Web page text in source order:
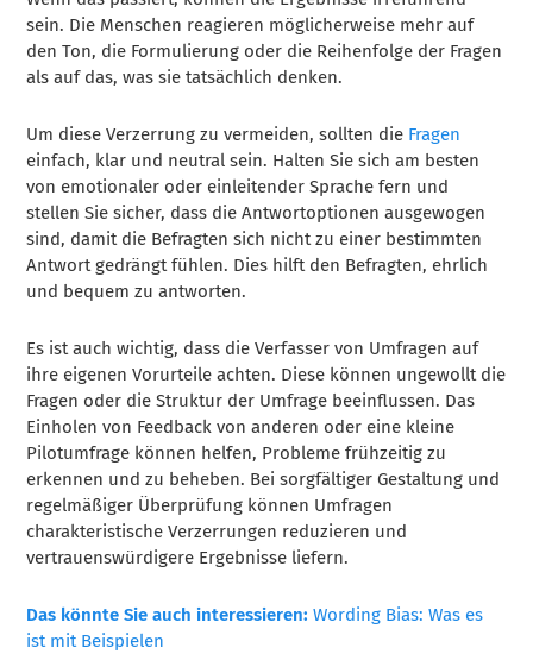
sein. Die Menschen reagieren möglicherweise mehr auf
den Ton, die Formulierung oder die Reihenfolge der Fragen
als auf das, was sie tatsächlich denken.
Um diese Verzerrung zu vermeiden, sollten die Fragen
einfach, klar und neutral sein. Halten Sie sich am besten
von emotionaler oder einleitender Sprache fern und
stellen Sie sicher, dass die Antwortoptionen ausgewogen
sind, damit die Befragten sich nicht zu einer bestimmten
Antwort gedrängt fühlen. Dies hilft den Befragten, ehrlich
und bequem zu antworten.
Es ist auch wichtig, dass die Verfasser von Umfragen auf
ihre eigenen Vorurteile achten. Diese können ungewollt die
Fragen oder die Struktur der Umfrage beeinflussen. Das
Einholen von Feedback von anderen oder eine kleine
Pilotumfrage können helfen, Probleme frühzeitig zu
erkennen und zu beheben. Bei sorgfältiger Gestaltung und
regelmäßiger Überprüfung können Umfragen
charakteristische Verzerrungen reduzieren und
vertrauenswürdigere Ergebnisse liefern.
Das könnte Sie auch interessieren: Wording Bias: Was es
ist mit Beispielen